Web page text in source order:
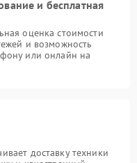
и бесплатная
оценка стоимости
и возможность
или онлайн на
доставку техники